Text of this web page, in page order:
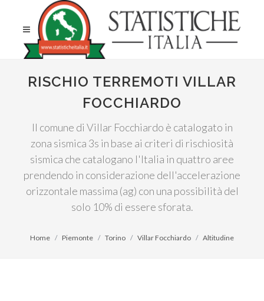
RISCHIO TERREMOTI VILLAR
FOCCHIARDO
Il comune di Villar Focchiardo è catalogato in
zona sismica 3s in base ai criteri di rischiosità
sismica che catalogano l'Italia in quattro aree
prendendo in considerazione dell'accelerazione
orizzontale massima (ag) con una possibilità del
solo 10% di essere sforata.
Home Piemonte Torino Villar Focchiardo Altitudine